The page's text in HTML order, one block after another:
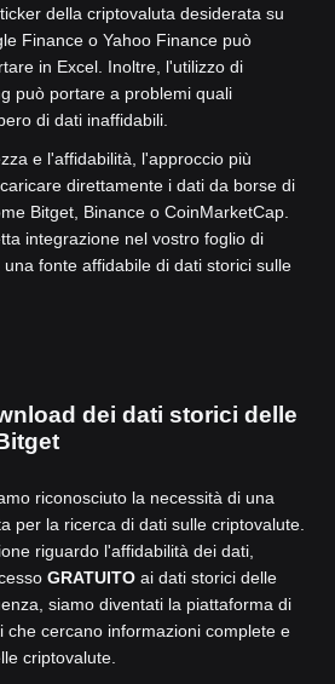
della criptovaluta desiderata su
Finance o Yahoo Finance può
in Excel. Inoltre, l'utilizzo di
può portare a problemi quali
di dati inaffidabili.
e l'affidabilità, l'approccio più
direttamente i dati da borse di
Bitget, Binance o CoinMarketCap.
integrazione nel vostro foglio di
fonte affidabile di dati storici sulle
dei dati storici delle
riconosciuto la necessità di una
per la ricerca di dati sulle criptovalute.
riguardo l'affidabilità dei dati,
GRATUITO ai dati storici delle
siamo diventati la piattaforma di
che cercano informazioni complete e
criptovalute.